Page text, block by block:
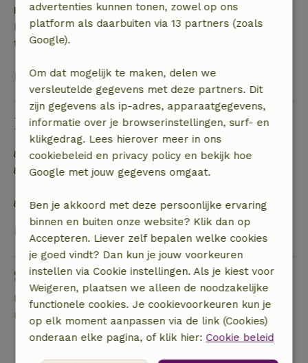
Borg
Een borg van € 150,00 is van toepassing. Je wordt
terugbetaald na het uitchecken.
Bekijk alles
Duurzaamheid
Energie label: B
Off grid of voorzien van 100% hernieuwbare
Natuurlijke isolatiematerialen
Bekijk alles
Stel een vraag
Neem contact op met de verhuurder van het
natuurhuisje
Stuur een bericht
advertenties kunnen tonen, zowel op ons
platform als daarbuiten via 13 partners (zoals
Google).
Om dat mogelijk te maken, delen we
versleutelde gegevens met deze partners. Dit
zijn gegevens als ip-adres, apparaatgegevens,
informatie over je browserinstellingen, surf- en
klikgedrag. Lees hierover meer in ons
cookiebeleid en privacy policy en bekijk hoe
Google met jouw gegevens omgaat.
Ben je akkoord met deze persoonlijke ervaring
binnen en buiten onze website? Klik dan op
Accepteren. Liever zelf bepalen welke cookies
je goed vindt? Dan kun je jouw voorkeuren
instellen via Cookie instellingen. Als je kiest voor
Weigeren, plaatsen we alleen de noodzakelijke
functionele cookies. Je cookievoorkeuren kun je
op elk moment aanpassen via de link (Cookies)
onderaan elke pagina, of klik hier: Cookie beleid